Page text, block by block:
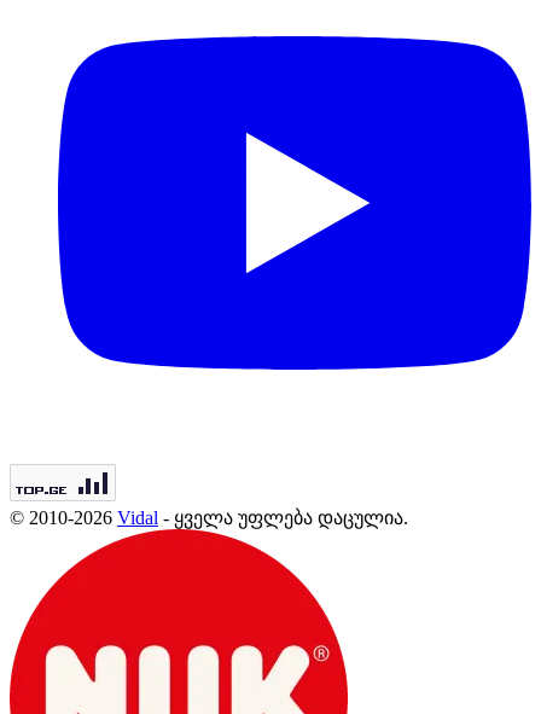
© 2010-2026 Vidal - ყველა უფლება დაცულია.